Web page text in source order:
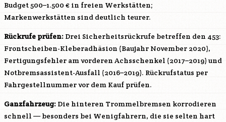
Budget 500–1.500 € in freien Werkstätten;
Markenwerkstätten sind deutlich teurer.
Rückrufe prüfen: Drei Sicherheitsrückrufe betreffen den 453:
Frontscheiben-Kleberadhäsion (Baujahr November 2020),
Fertigungsfehler am vorderen Achsschenkel (2017–2019) und
Notbremsassistent-Ausfall (2016–2019). Rückrufstatus per
Fahrgestellnummer vor dem Kauf prüfen.
Ganzfahrzeug: Die hinteren Trommelbremsen korrodieren
schnell — besonders bei Wenigfahrern, die sie selten hart